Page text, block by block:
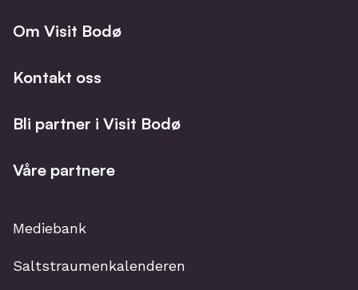
kan vi lære av historien og bruke den til å
Se dato for utstillingene på museets
Om Visit Bodø
Kontakt oss
Bli partner i Visit Bodø
Våre partnere
Mediebank
Saltstraumenkalenderen